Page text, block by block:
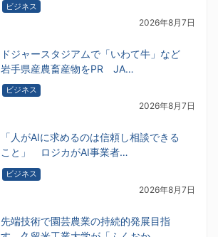
ビジネス
2026年8月7日
ドジャースタジアムで「いわて牛」など
岩手県産農畜産物をPR JA…
ビジネス
2026年8月7日
「人がAIに求めるのは信頼し相談できる
こと」 ロジカがAI事業者…
ビジネス
2026年8月7日
先端技術で園芸農業の持続的発展目指